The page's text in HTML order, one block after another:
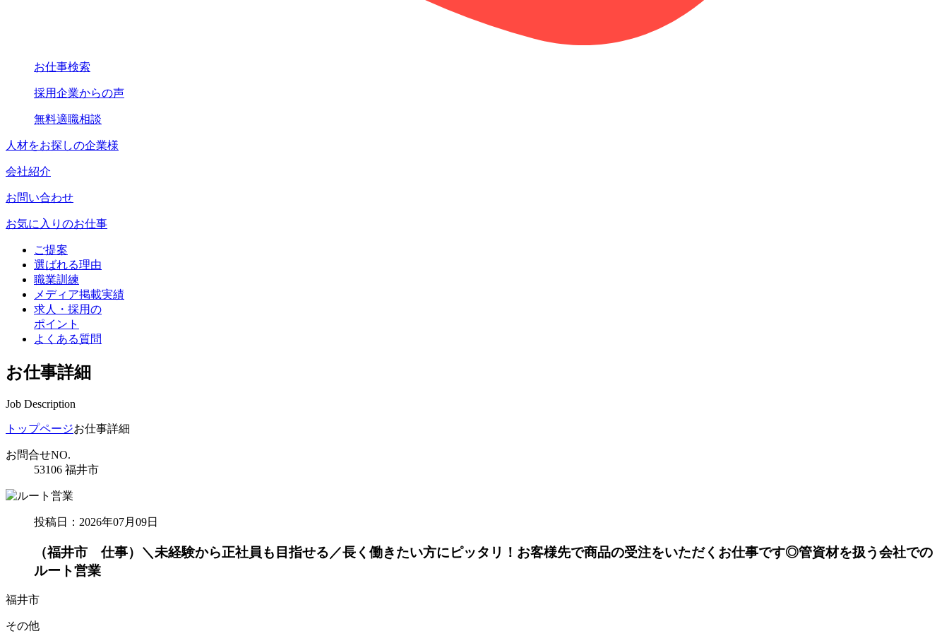
お仕事検索
採用企業からの声
無料適職相談
人材をお探しの企業様
会社紹介
お問い合わせ
お気に入りのお仕事
ご提案
選ばれる理由
職業訓練
メディア掲載実績
求人・採用の
ポイント
よくある質問
お仕事詳細
Job Description
トップページお仕事詳細
お問合せNO.
53106 福井市
投稿日：2026年07月09日
（福井市 仕事）＼未経験から正社員も目指せる／長く働きたい方にピッタリ！お客様先で商品の受注をいただくお仕事です◎管資材を扱う会社での
ルート営業
福井市
その他